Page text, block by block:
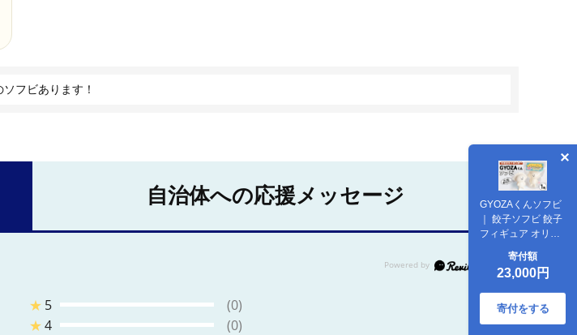
GYOZAくんソフビ
｜ 餃子ソフビ 餃子
フィギュア オリジ
ナル 栃木県 宇都宮
市 トチギマーケッ
ト ※北海道・沖
縄・離島への配送
不可
寄付額
23,000円
寄付をする
ソフビあります！
自治体への応援メッセージ
★ 5
(0)
★4
(0)